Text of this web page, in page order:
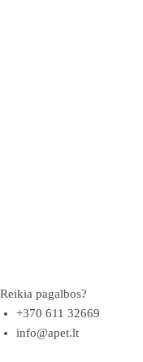
Reikia pagalbos?
+370 611 32669
info@apet.lt